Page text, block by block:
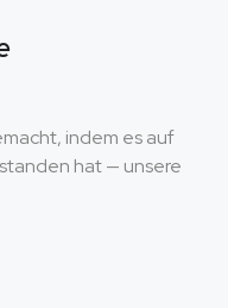
indem es auf
hat — unsere